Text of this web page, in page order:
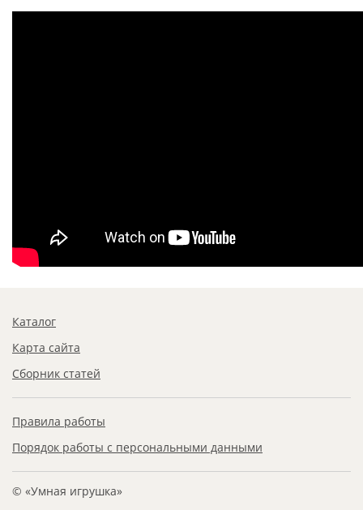
Каталог
Карта сайта
Сборник статей
Правила работы
Порядок работы с персональными данными
© «Умная игрушка»